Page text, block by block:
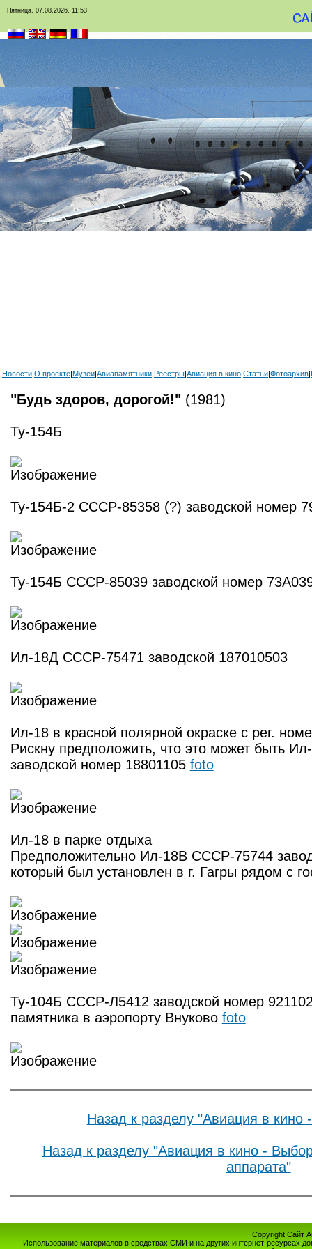
Пятница, 07.08.2026, 11:53
|Новости|О проекте|Музеи|Авиапамятники|Реестры|Авиация в кино|Статьи|Фотоархив|
"Будь здоров, дорогой!"(1981)
Ту-154Б
Ту-154Б-2 СССР-85358 (?) заводской номер
Ту-154Б СССР-85039 заводской номер
Ил-18Д СССР-75471 заводской 187010503
Ил-18 в красной полярной окраске с рег.
Рискну предположить, что это может быть
заводской номер 18801105 foto
Ил-18 в парке отдыха
Предположительно Ил-18В СССР-75744
который был установлен в г. Гагры рядом с
Ту-104Б СССР-Л5412 заводской номер
памятника в аэропорту Внуково foto
Назад к разделу "Авиация в
Назад к разделу "Авиация в кино -
аппарата"
Copyright Сайт
Использование материалов в средствах СМИ и на других интернет-ресурсах